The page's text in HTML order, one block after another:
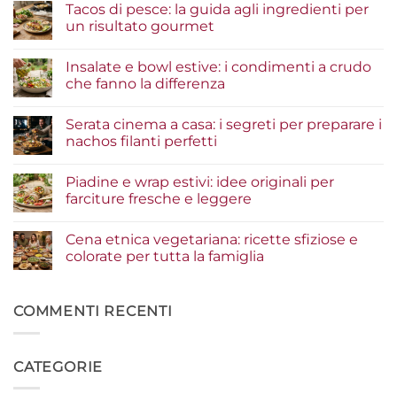
Tacos di pesce: la guida agli ingredienti per
un risultato gourmet
su
Tacos
di
guida
agli
ingredienti
risultato
gourmet
Insalate e bowl estive: i condimenti a crudo
che fanno la differenza
su
Insalate
e
condimenti
a
fanno
la
differenza
Serata cinema a casa: i segreti per preparare i
nachos filanti perfetti
su
Serata
cinema
i
segreti
per
filanti
perfetti
Piadine e wrap estivi: idee originali per
farciture fresche e leggere
su
Piadine
e
originali
per
leggere
Cena etnica vegetariana: ricette sfiziose e
colorate per tutta la famiglia
Cena
etnica
e
COMMENTI RECENTI
CATEGORIE